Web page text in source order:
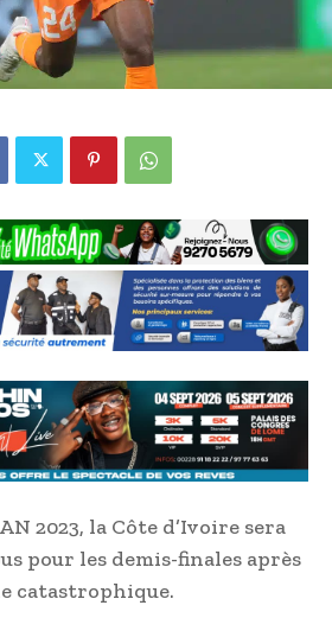
2023, la Côte d’Ivoire sera
pour les demis-finales après
catastrophique.